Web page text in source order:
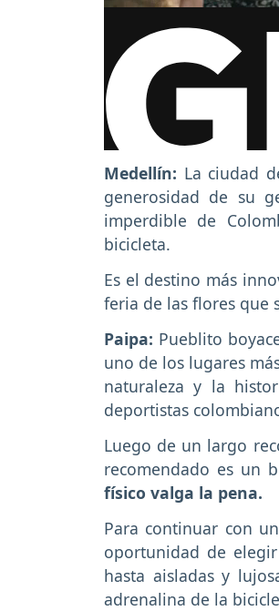
Medellín: La ciudad
generosidad de su
imperdible de
bicicleta.
Es el destino más
feria de las flores que
Paipa: Pueblito
uno de los lugares
naturaleza y la
deportistas
Luego de un largo
recomendado es un
físico valga la pena.
Para continuar con
oportunidad de
hasta aisladas y
adrenalina de la